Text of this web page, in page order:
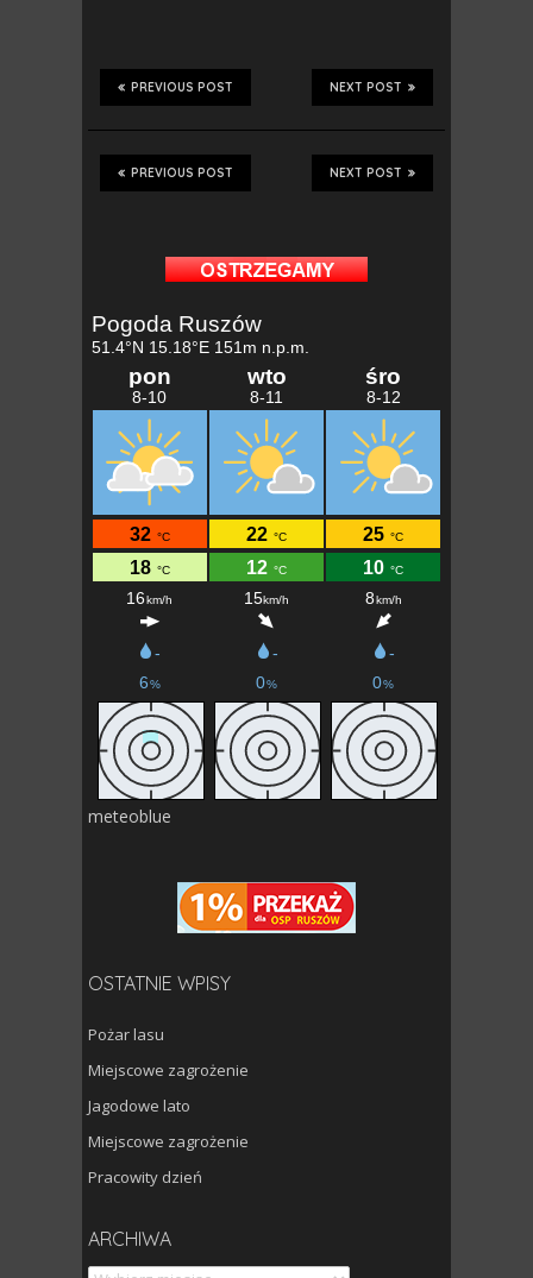
NEXT POST
PREVIOUS POST
NEXT POST
PREVIOUS POST
meteoblue
OSTATNIE WPISY
Pożar lasu
Miejscowe zagrożenie
Jagodowe lato
Miejscowe zagrożenie
Pracowity dzień
ARCHIWA
Archiwa